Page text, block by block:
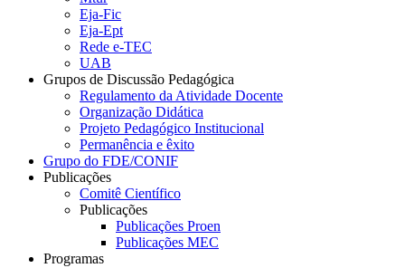
Eja-Fic
Eja-Ept
Rede e-TEC
UAB
Grupos de Discussão Pedagógica
Regulamento da Atividade Docente
Organização Didática
Projeto Pedagógico Institucional
Permanência e êxito
Grupo do FDE/CONIF
Publicações
Comitê Científico
Publicações
Publicações Proen
Publicações MEC
Programas